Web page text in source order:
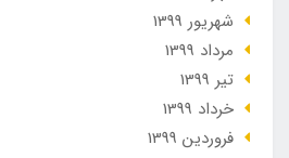
شهریور 1399
مرداد 1399
تير 1399
خرداد 1399
فروردین 1399